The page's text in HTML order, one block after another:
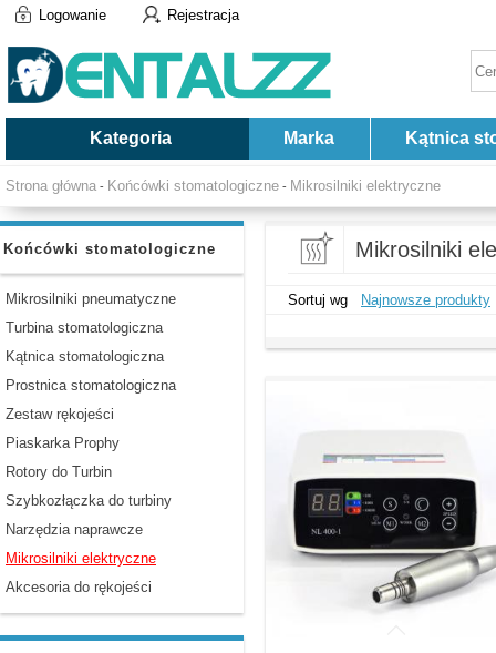
Logowanie Rejestracja
Kategoria Marka Kątnica
Strona główna - Końcówki stomatologiczne - Mikrosilniki elektryczne
Końcówki stomatologiczne
Mikrosilniki pneumatyczne
Turbina stomatologiczna
Kątnica stomatologiczna
Prostnica stomatologiczna
Zestaw rękojeści
Piaskarka Prophy
Rotory do Turbin
Szybkozłączka do turbiny
Narzędzia naprawcze
Mikrosilniki elektryczne
Akcesoria do rękojeści
Mikrosilniki
Sortuj wg Najnowsze produkty